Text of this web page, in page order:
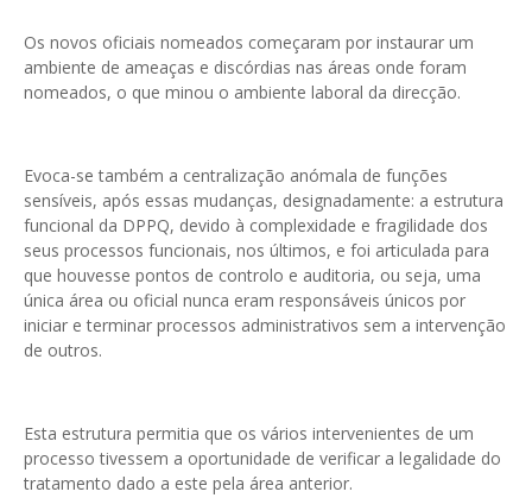
Os novos oficiais nomeados começaram por instaurar um
ambiente de ameaças e discórdias nas áreas onde foram
nomeados, o que minou o ambiente laboral da direcção.
Evoca-se também a centralização anómala de funções
sensíveis, após essas mudanças, designadamente: a estrutura
funcional da DPPQ, devido à complexidade e fragilidade dos
seus processos funcionais, nos últimos, e foi articulada para
que houvesse pontos de controlo e auditoria, ou seja, uma
única área ou oficial nunca eram responsáveis únicos por
iniciar e terminar processos administrativos sem a intervenção
de outros.
Esta estrutura permitia que os vários intervenientes de um
processo tivessem a oportunidade de verificar a legalidade do
tratamento dado a este pela área anterior.